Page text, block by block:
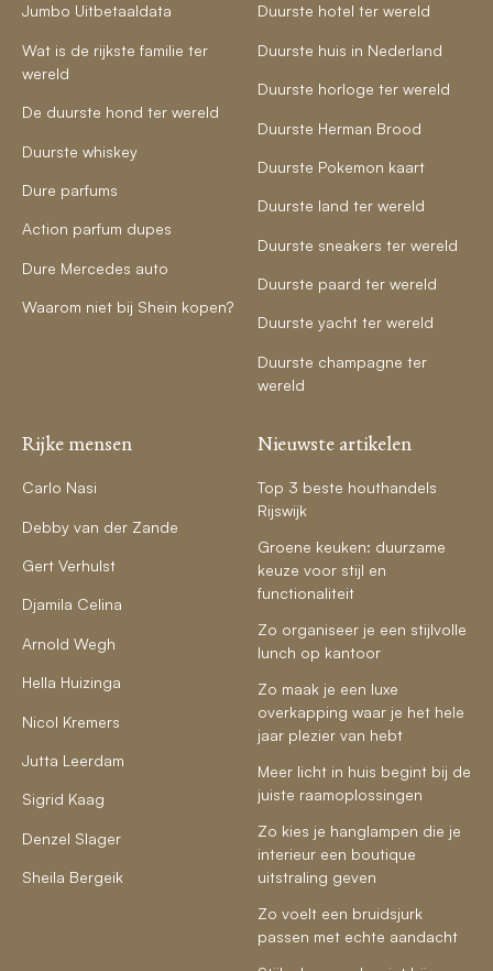
Jumbo Uitbetaaldata
Wat is de rijkste familie ter
wereld
De duurste hond ter wereld
Duurste whiskey
Dure parfums
Action parfum dupes
Dure Mercedes auto
Waarom niet bij Shein kopen?
Duurste hotel ter wereld
Duurste huis in Nederland
Duurste horloge ter wereld
Duurste Herman Brood
Duurste Pokemon kaart
Duurste land ter wereld
Duurste sneakers ter wereld
Duurste paard ter wereld
Duurste yacht ter wereld
Duurste champagne ter
wereld
Rijke mensen
Carlo Nasi
Debby van der Zande
Gert Verhulst
Djamila Celina
Arnold Wegh
Hella Huizinga
Nicol Kremers
Jutta Leerdam
Sigrid Kaag
Denzel Slager
Sheila Bergeik
Nieuwste artikelen
Top 3 beste houthandels
Rijswijk
Groene keuken: duurzame
keuze voor stijl en
functionaliteit
Zo organiseer je een stijlvolle
lunch op kantoor
Zo maak je een luxe
overkapping waar je het hele
jaar plezier van hebt
Meer licht in huis begint bij de
juiste raamoplossingen
Zo kies je hanglampen die je
interieur een boutique
uitstraling geven
Zo voelt een bruidsjurk
passen met echte aandacht